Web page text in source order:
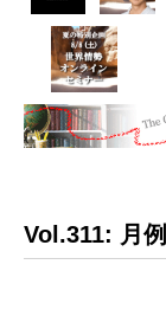
Vol.311: 月